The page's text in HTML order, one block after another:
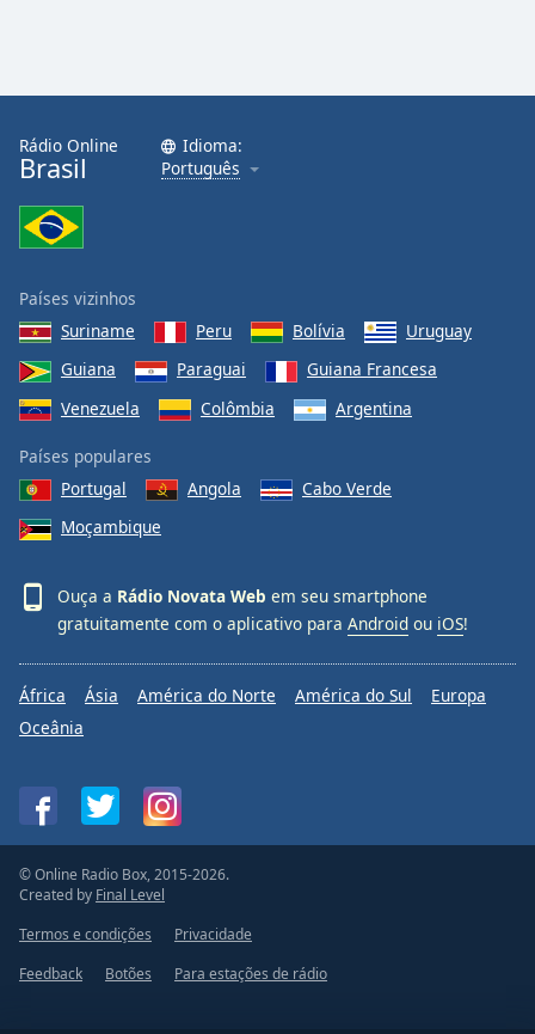
Rádio Online
Brasil
Idioma:
Português
Países vizinhos
Suriname
Peru Bolívia
Uruguay
Guiana
Paraguai
Guiana Francesa
Venezuela
Colômbia Argentina
Países populares
Portugal
Angola
Cabo Verde
Moçambique
Ouça a Rádio Novata Web em seu smartphone
gratuitamente com o aplicativo para Android ou iOS!
África Ásia América do Norte América do Sul
Europa
Oceânia
© Online Radio Box, 2015-2026.
Created by Final Level
Termos e condições
Privacidade
Feedback
Botões Para estações de rádio